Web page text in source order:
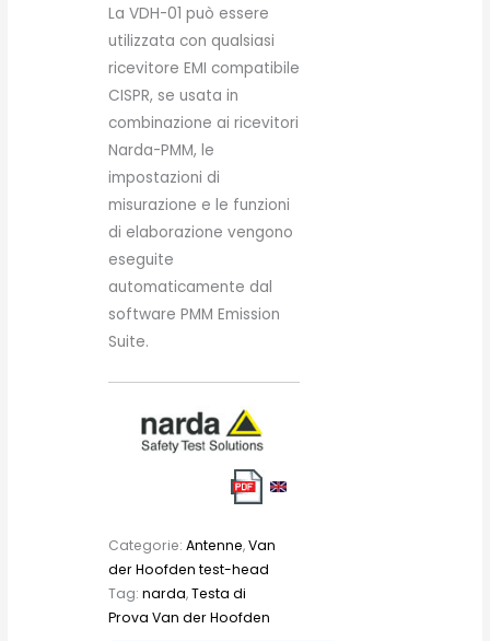
La VDH-01 può essere
utilizzata con qualsiasi
ricevitore EMI compatibile
CISPR, se usata in
combinazione ai ricevitori
Narda-PMM, le
impostazioni di
misurazione e le funzioni
di elaborazione vengono
eseguite
automaticamente dal
software PMM Emission
Suite.
Categorie: Antenne,Van
der Hoofden test-head
Tag: narda,Testa di
Prova Van der Hoofden